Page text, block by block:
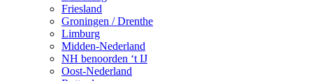
Friesland
Groningen / Drenthe
Limburg
Midden-Nederland
NH benoorden ‘t IJ
Oost-Nederland